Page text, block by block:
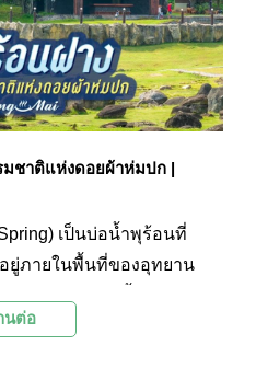
ชาติแห่งดอยผ้าห่มปก |
เป็นบ่อน้ำพุร้อนที่
ยู่ภายในพื้นที่ของอุทยาน
ยู่เหนือผิวน้ำ นักท่อง
นต่อ